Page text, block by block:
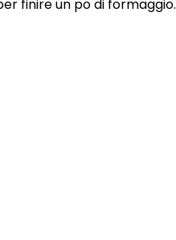
finire un po di formaggio.